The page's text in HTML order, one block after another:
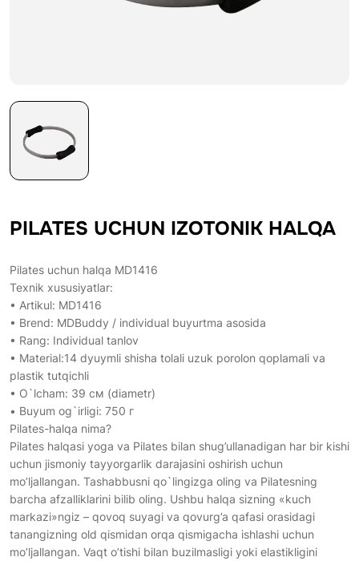
PILATES UCHUN IZOTONIK HALQA
Pilates uchun halqa MD1416
Texnik xususiyatlar:
• Artikul: MD1416
• Brend: MDBuddy / individual buyurtma asosida
• Rang: Individual tanlov
• Material:14 dyuymli shisha tolali uzuk porolon qoplamali va
plastik tutqichli
• O`lcham: 39 см (diametr)
• Buyum og`irligi: 750 г
Pilates-halqa nima?
Pilates halqasi yoga va Pilates bilan shug’ullanadigan har bir kishi
uchun jismoniy tayyorgarlik darajasini oshirish uchun
mo’ljallangan. Tashabbusni qo`lingizga oling va Pilatesning
barcha afzalliklarini bilib oling. Ushbu halqa sizning «kuch
markazi»ngiz – qovoq suyagi va qovurg’a qafasi orasidagi
tanangizning old qismidan orqa qismigacha ishlashi uchun
mo’ljallangan. Vaqt o’tishi bilan buzilmasligi yoki elastikligini